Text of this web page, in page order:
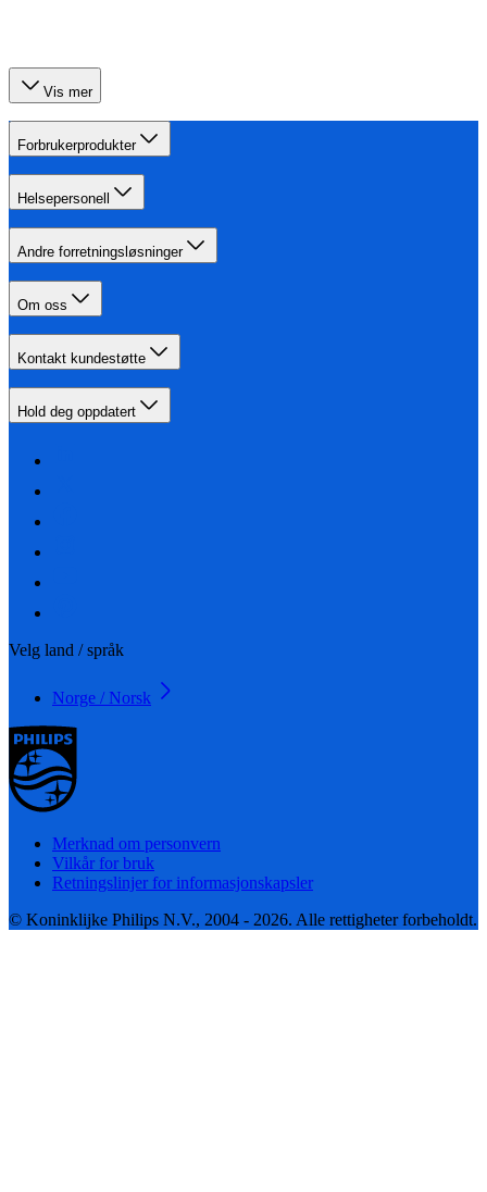
Vis mer
Forbrukerprodukter
Helsepersonell
Andre forretningsløsninger
Om oss
Kontakt kundestøtte
Hold deg oppdatert
Velg land / språk
Norge / Norsk
Merknad om personvern
Vilkår for bruk
Retningslinjer for informasjonskapsler
© Koninklijke Philips N.V., 2004 - 2026. Alle rettigheter forbeholdt.